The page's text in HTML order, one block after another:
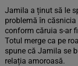
Jamila a ținut să le
problemă în
conform căruia s-ar
Totul merge ca pe
spune că Jamila se
relația amoroasă.